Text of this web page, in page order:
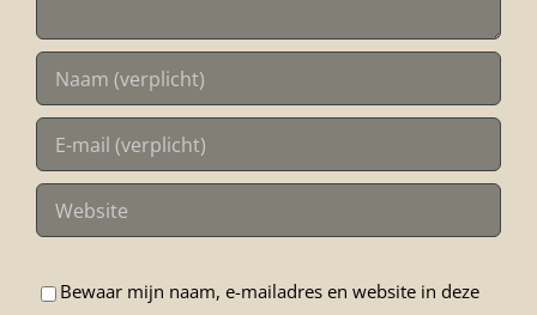
Bewaar mijn naam, e-mailadres en website in deze